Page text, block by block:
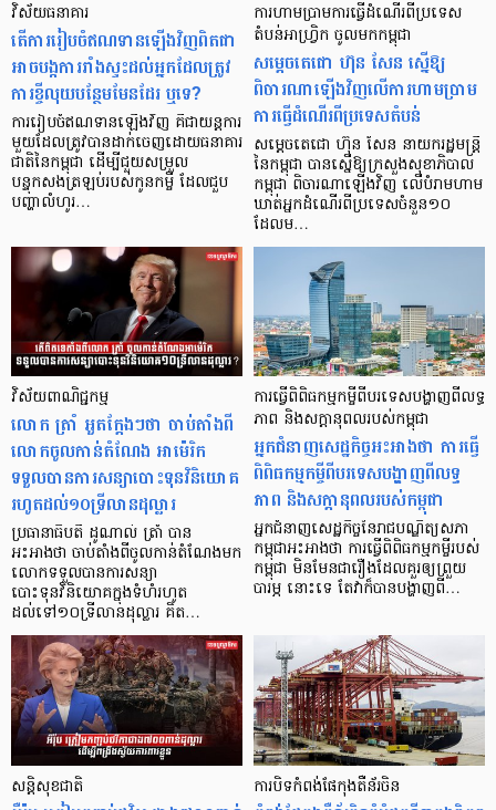
វិស័យធនាគារ
តើការរៀបចំឥណទានឡើងវិញពិតជា
អាចបង្កការរាំងស្ទះដល់អ្នកដែលត្រូវ
ការខ្ចីលុយបន្ថែមមែនដែរ ឬទេ?
ការរៀបចំឥណទានឡើងវិញ គឺជាយន្តការ
មួយដែលត្រូវបានដាក់ចេញដោយធនាគារ
ជាតិនៃកម្ពុជា ដើម្បីជួយសម្រួល
បន្ទុកសងត្រឡប់របស់កូនកម្ចី ដែលជួប
បញ្ហាលំហូរ…
ការហាមប្រាមការធ្វើដំណើរពីប្រទេស
តំបន់អាហ្វ្រិក ចូលមកកម្ពុជា
សម្ដេចតេជោ ហ៊ុន សែន ស្នើឱ្យ
ពិចារណាឡើងវិញលើការហាមប្រាម
ការធ្វើដំណើរពីប្រទេសតំបន់
សម្ដេចតេជោ ហ៊ុន សែន នាយករដ្ឋមន្ត្រី
នៃកម្ពុជា បានស្នើឱ្យក្រសួងសុខាភិបាល
កម្ពុជា ពិចារណាឡើងវិញ លើបំរាមហាម
ឃាត់អ្នកដំណើរពីប្រទេសចំនួន១០
ដែលម…
វិស័យពាណិជ្ជកម្ម
លោក ត្រាំ អួតក្តែងៗថា ចាប់តាំងពី
លោកចូលកាន់តំណែង អាម៉េរិក
ទទួលបានការសន្យាបោះទុនវិនិយោគ
រហូតដល់១០ទ្រីលានដុល្លារ
ប្រធានាធិបតី ដូណាល់ ត្រាំ បាន
អះអាងថា ចាប់តាំងពីចូលកាន់តំណែងមក
លោកទទួលបានការសន្យា
បោះទុនវិនិយោគក្នុងទំហំរហូត
ដល់ទៅ១០ទ្រីលានដុល្លារ គិត…
ការធ្វើពិពិធកម្មកម្ចីពីបរទេសបង្ហាញពីលទ្ធ
ភាព និងសក្ដានុពលរបស់កម្ពុជា
អ្នកជំនាញសេដ្ឋកិច្ចអះអាងថា ការធ្វើ
ពិពិធកម្មកម្ចីពីបរទេសបង្ហាញពីលទ្ធ
ភាព និងសក្ដានុពលរបស់កម្ពុជា
អ្នកជំនាញសេដ្ឋកិច្ចនៃរាជបណ្ឌិត្យសភា
កម្ពុជាអះអាងថា ការធ្វើពិពិធកម្មកម្ចីរបស់
កម្ពុជា មិនមែនជារឿងដែលគួរឲ្យព្រួយ
បារម្ភ នោះទេ តែវាក៏បានបង្ហាញពី…
សន្តិសុខជាតិ ការបិទកំពង់ផែកុងតឺន័រចិន